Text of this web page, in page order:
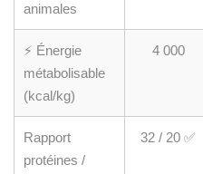
animales
⚡ Énergie
métabolisable
(kcal/kg)
4 000
Rapport
protéines /
32 / 20 ✅